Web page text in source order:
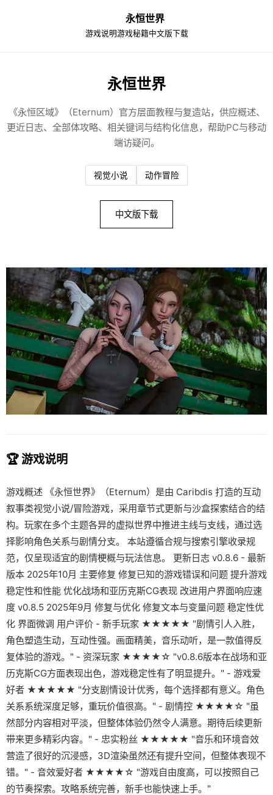
永恒世界
游戏说明游戏秘籍中文版下载
永恒世界
《永恒区域》（Eternum）官方层面教程与复造站，供应概述、
更近日志、全部体攻略、相关键词与结构化信息，帮助PC与移动
端访疑问。
视觉小说 动作冒险
中文版下载
🏆 游戏说明
游戏概述 《永恒世界》（Eternum）是由 Caribdis 打造的互动
叙事类视觉小说/冒险游戏，采用章节式更新与沙盒探索结合的结
构。玩家在多个主题各异的虚拟世界中推进主线与支线，通过选
择影响角色关系与剧情分支。 本站遵循合规与搜索引擎收录规
范，仅呈现适宜的剧情梗概与玩法信息。 更新日志 v0.8.6 - 最新
版本 2025年10月 主要修复 修复已知的游戏错误和问题 提升游戏
稳定性和性能 优化战场和亚历克斯CG表现 改进用户界面响应速
度 v0.8.5 2025年9月 修复与优化 修复文本与变量问题 稳定性优
化 界面微调 用户评价 - 新手玩家 ★★★★★ "剧情引人入胜，
角色塑造生动，互动性强。画面精美，音乐动听，是一款值得反
复体验的游戏。" - 资深玩家 ★★★★☆ "v0.8.6版本在战场和亚
历克斯CG方面表现出色，游戏稳定性有了明显提升。" - 游戏爱
好者 ★★★★★ "分支剧情设计优秀，每个选择都有意义。角色
关系系统深度足够，重玩价值很高。" - 剧情控 ★★★★☆ "虽
然部分内容相对平淡，但整体体验仍然令人满意。期待后续更新
带来更多精彩内容。" - 忠实粉丝 ★★★★★ "音乐和环境音效
营造了很好的沉浸感，3D渲染虽然还有提升空间，但整体表现不
错。" - 音效爱好者 ★★★★☆ "游戏自由度高，可以按照自己
的节奏探索。攻略系统完善，新手也能快速上手。"